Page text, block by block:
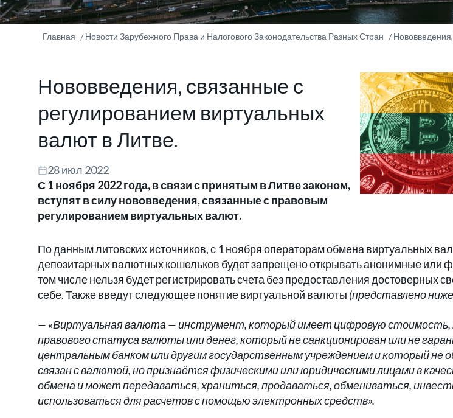
Главная Новости Зарубежного Права и Налогового Законодательства Разных Стран
Нововведения, связанные с
регулированием виртуальных
валют в Литве.
28 июл 2022
С 1 ноября 2022 года, в связи с принятым в Литве законом,
вступят в силу нововведения, связанные с правовым
регулированием виртуальных валют.
По данным литовских источников, с 1 ноября операторам обмена виртуальных
депозитарных валютных кошельков будет запрещено открывать анонимные или
том числе нельзя будет регистрировать счета без предоставления достоверных
себе. Также введут следующее понятие виртуальной валюты (представлено
— «Виртуальная валюта — инструмент, который имеет цифровую стоимость,
правового статуса валюты или денег, который не санкционирован или не
центральным банком или другим государственным учреждением и который не
связан с валютой, но признаётся физическими или юридическими лицами в
обмена и может передаваться, храниться, продаваться, обмениваться,
использоваться для расчетов с помощью электронных средств».